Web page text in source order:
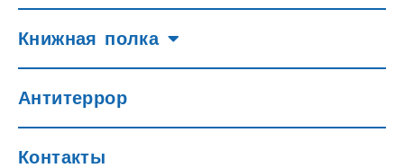
Книжная полка
Антитеррор
Контакты